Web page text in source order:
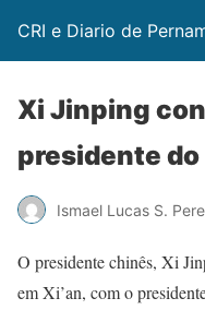
CRI e Diario de
Xi Jinping
presidente
Ismael Lucas S.
O presidente chinês, Xi
em Xi’an, com o